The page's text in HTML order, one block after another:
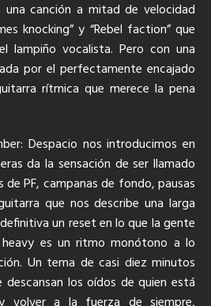
canción a mitad de velocidad
knocking” y “Rebel faction” que
lampiño vocalista. Pero con una
por el perfectamente encajado
rítmica que merece la pena
Despacio nos introducimos en
da la sensación de ser llamado
PF, campanas de fondo, pausas
que nos describe una larga
un reset en lo que la gente
es un ritmo monótono a lo
Un tema de casi diez minutos
los oídos de quien está